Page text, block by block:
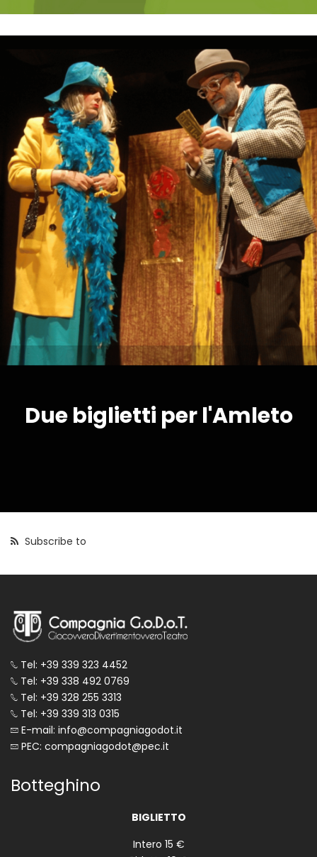
Due biglietti per l'Amleto
Subscribe to
Tel: +39 339 323 4452
Tel: +39 338 492 0769
Tel: +39 328 255 3313
Tel: +39 339 313 0315
E-mail: info@compagniagodot.it
PEC: compagniagodot@pec.it
Botteghino
BIGLIETTO
Intero 15 €